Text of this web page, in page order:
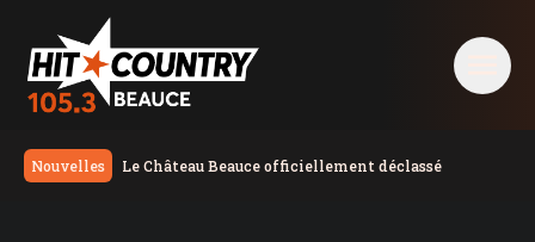
Nouvelles
Le Château Beauce officiellement déclassé
404 - Hit Country 105,3 Beauce